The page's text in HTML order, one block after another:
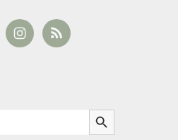
Search Button